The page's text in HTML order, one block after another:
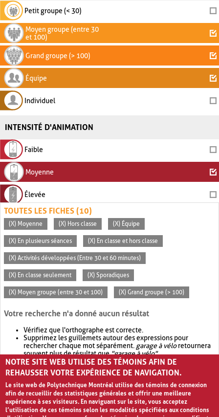
Petit groupe (< 30)
Moyen groupe (entre 30
et 100)
Grand groupe (> 100)
Équipe
Individuel
INTENSITÉ D'ANIMATION
Faible
Moyenne
Élevée
TOUTES LES FICHES (10)
(X) Moyenne (X) Hors classe (X) Équipe
(X) En plusieurs séances (X) En classe et hors classe
(X) Activités développées (Entre 30 et 60 minutes)
(X) En classe seulement (X) Sporadiques
(X) Moyen groupe (entre 30 et 100) (X) Grand groupe (> 100)
Votre recherche n'a donné aucun résultat
Vérifiez que l'orthographe est correcte.
Supprimez les guillemets autour des expressions pour
rechercher chaque mot séparément. garage à véloretournera
souvent plus de résultat que"garage à vélo".
Envisagez d'élargir votre recherche avec OR.garage OR vélo
retournera souvent plus de résultat quegarage à vélo
NOTRE SITE WEB UTILISE DES TÉMOINS AFIN DE
REHAUSSER VOTRE EXPÉRIENCE DE NAVIGATION.
Le site web de Polytechnique Montréal utilise des témoins de connexion
afin de recueillir des statistiques générales et offrir une meilleure
expérience à ses visiteurs. En naviguant sur le site, vous acceptez
l’utilisation de ces témoins selon les modalités spécifiées aux conditions